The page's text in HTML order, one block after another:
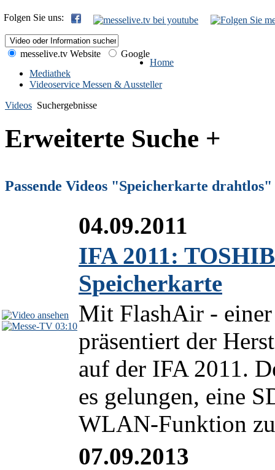
Folgen Sie uns:
messelive.tv Website
Google
Home
Mediathek
Videoservice Messen & Aussteller
Videos Suchergebnisse
Erweiterte Suche +
Passende Videos "Speicherkarte drahtlos"
03:10
04.09.2011
IFA 2011:
Speicherkarte
Mit FlashAir -
präsentiert der
auf der IFA 2011.
es gelungen, eine
WLAN-Funktion
07.09.2013